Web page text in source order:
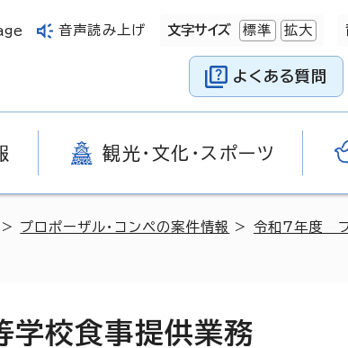
音声読み上げ 文字サイズ 標準 拡大
よくある質問
観光・文化・スポーツ
> プロポーザル・コンペの案件情報 > 令和7年度 プ
学校食事提供業務